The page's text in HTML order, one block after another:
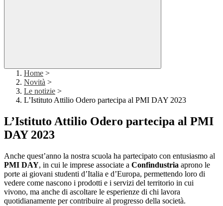
Home >
Novità >
Le notizie >
L’Istituto Attilio Odero partecipa al PMI DAY 2023
L’Istituto Attilio Odero partecipa al PMI
DAY 2023
Anche quest’anno la nostra scuola ha partecipato con entusiasmo al
PMI DAY, in cui le imprese associate a Confindustria aprono le
porte ai giovani studenti d’Italia e d’Europa, permettendo loro di
vedere come nascono i prodotti e i servizi del territorio in cui
vivono, ma anche di ascoltare le esperienze di chi lavora
quotidianamente per contribuire al progresso della società.